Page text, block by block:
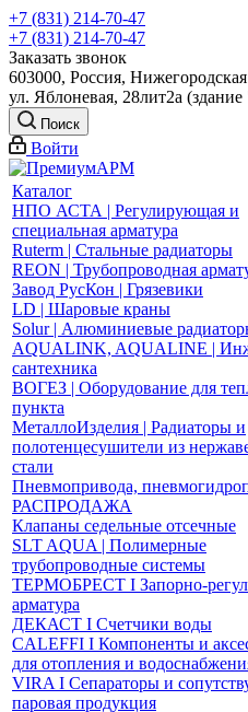
+7 (831) 214-70-47
+7 (831) 214-70-47
Заказать звонок
603000, Россия,
ул. Яблоневая, 28лит2а
Поиск
Войти
Каталог
НПО АСТА | Регулирующая и
специальная арматура
Ruterm | Стальные радиаторы
REON | Трубопроводная
Завод РусКон | Грязевики
LD | Шаровые краны
Solur | Алюминиевые
AQUALINK, AQUALINE |
сантехника
ВОГЕЗ | Оборудование для
пункта
МеталлоИзделия | Радиаторы и
полотенцесушители из
стали
Пневмопривода,
РАСПРОДАЖА
Клапаны седельные отсечные
SLT AQUA | Полимерные
трубопроводные системы
ТЕРМОБРЕСТ І Запорно-
арматура
ДЕКАСТ І Счетчики воды
CALEFFI І Компоненты и
для отопления и
VIRA І Сепараторы и
паровая продукция